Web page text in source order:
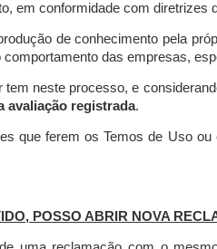
em conformidade com diretrizes
de conhecimento pela
das empresas,
neste processo, e
avaliação registrada.
que ferem os Temos de Uso
POSSO ABRIR NOVA